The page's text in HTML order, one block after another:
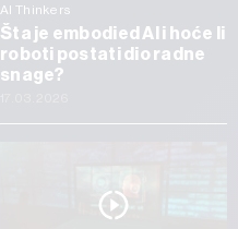
AI Thinkers
Šta je embodied AI i hoće li
roboti postati dio radne
snage?